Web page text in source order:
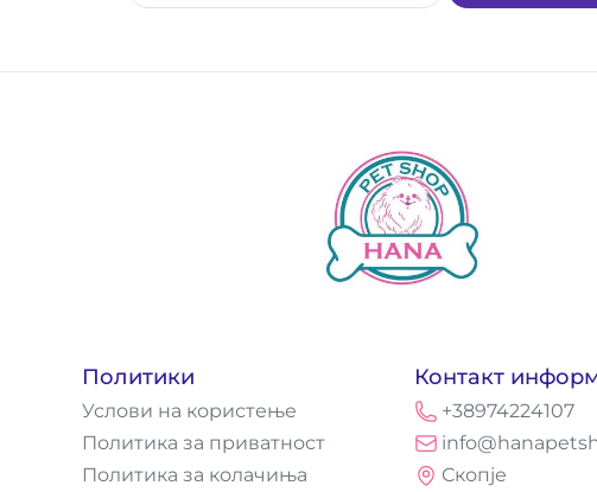
Политики
Услови на користење
Политика за приватност
Политика за колачиња
Контакт
+38974224107
Скопје